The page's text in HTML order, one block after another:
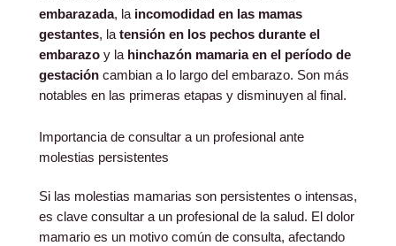
embarazada, la incomodidad en las mamas
gestantes, latensión en los pechos durante el
embarazo y la hinchazón mamaria en el período de
gestación cambian a lo largo del embarazo. Son más
notables en las primeras etapas y disminuyen al final.
Importancia de consultar a un profesional ante
molestias persistentes
Si las molestias mamarias son persistentes o intensas,
es clave consultar a un profesional de la salud. El dolor
mamario es un motivo común de consulta, afectando